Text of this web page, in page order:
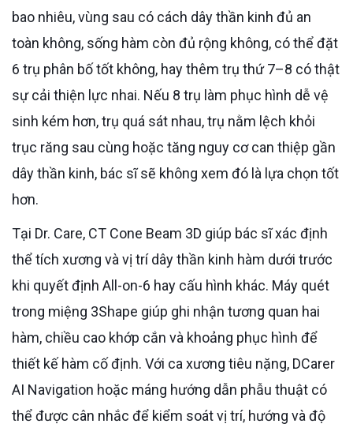
bao nhiêu, vùng sau có cách dây thần kinh đủ an
toàn không, sống hàm còn đủ rộng không, có thể đặt
6 trụ phân bố tốt không, hay thêm trụ thứ 7–8 có thật
sự cải thiện lực nhai. Nếu 8 trụ làm phục hình dễ vệ
sinh kém hơn, trụ quá sát nhau, trụ nằm lệch khỏi
trục răng sau cùng hoặc tăng nguy cơ can thiệp gần
dây thần kinh, bác sĩ sẽ không xem đó là lựa chọn tốt
hơn.
Tại Dr. Care, CT Cone Beam 3D giúp bác sĩ xác định
thể tích xương và vị trí dây thần kinh hàm dưới trước
khi quyết định All-on-6 hay cấu hình khác. Máy quét
trong miệng 3Shape giúp ghi nhận tương quan hai
hàm, chiều cao khớp cắn và khoảng phục hình để
thiết kế hàm cố định. Với ca xương tiêu nặng, DCarer
AI Navigation hoặc máng hướng dẫn phẫu thuật có
thể được cân nhắc để kiểm soát vị trí, hướng và độ